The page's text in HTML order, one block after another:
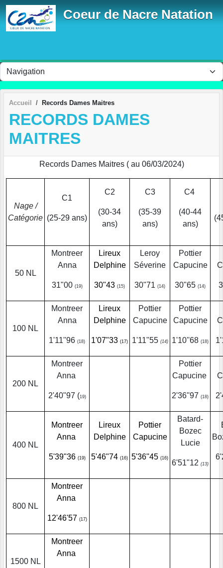
Coeur de Nacre Natation
Accueil Records Dames Maitres
RECORDS DAMES
MAITRES
Records Dames Maitres ( au 06/03/2024)
Nage /
Catégorie
C1
(25-29 ans)
C2
(30-34
ans)
C3
(35-39
ans)
C4
(40-44
ans)
50 NL
Montreer
Anna
31"00 (19)
Lireux
Delphine
30"43 (15)
Leroy
Séverine
30"71 (14)
Pottier
Capucine
30"65 (14)
100 NL
Montreer
Anna
1'11''96 (18)
Lireux
Delphine
1'07"33 (17)
Pottier
Capucine
1'11"55 (14)
Pottier
Capucine
1'10''68 (18)
200 NL
Montreer
Anna
2'40"97 (19)
Pottier
Capucine
2'36''97 (18)
400 NL
Montreer
Anna
5'39"36 (19)
Lireux
Delphine
5'46"74 (16)
Pottier
Capucine
5'36''45 (16)
Batard-
Bozec
Lucie
6'51"12 (13)
800 NL
Montreer
Anna
12'46'57 (17)
1500 NL
Montreer
Anna
Panneau de gestion des cookies